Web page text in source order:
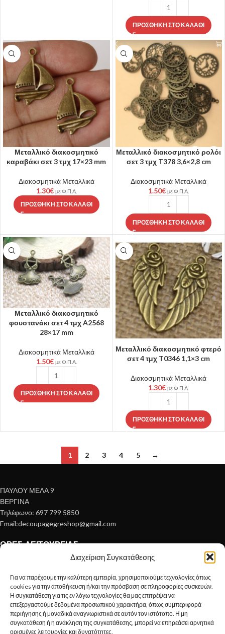
Διαχείριση Συγκατάθεσης
Για να παρέχουμε την καλύτερη εμπειρία, χρησιμοποιούμε τεχνολογίες όπως
cookies για την αποθήκευση ή/και την πρόσβαση σε πληροφορίες συσκευών.
Η συγκατάθεση για τις εν λόγω τεχνολογίες θα μας επιτρέψει να
επεξεργαστούμε δεδομένα προσωπικού χαρακτήρα, όπως συμπεριφορά
περιήγησης ή μοναδικά αναγνωριστικά σε αυτόν τον ιστότοπο. Η μη
συγκατάθεση ή η ανάκληση της συγκατάθεσης, μπορεί να επηρεάσει αρνητικά
ορισμένες λειτουργίες και δυνατότητες.
ΠΡΟΣΘΉΚΗ ΣΤΟ ΚΑΛΆΘΙ
Μεταλλικό διακοσμητικό
καραβάκι σετ 3 τμχ 17×23 mm
Διακοσμητικά Μεταλλικά
1.30€ με Φ.Π.Α.
ΠΡΟΣΘΉΚΗ ΣΤΟ ΚΑΛΆΘΙ
Μεταλλικό διακοσμητικό ρολόι
σετ 3 τμχ T378 3,6×2,8 cm
Διακοσμητικά Μεταλλικά
1.50€ με Φ.Π.Α.
ΠΡΟΣΘΉΚΗ ΣΤΟ ΚΑΛΆΘΙ
Μεταλλικό διακοσμητικό
φουστανάκι σετ 4 τμχ A2568
28×17 mm
Διακοσμητικά Μεταλλικά
1.50€ με Φ.Π.Α.
ΠΡΟΣΘΉΚΗ ΣΤΟ ΚΑΛΆΘΙ
Μεταλλικό διακοσμητικό φτερό
σετ 4 τμχ T0346 1,1×3 cm
Διακοσμητικά Μεταλλικά
1.30€ με Φ.Π.Α.
ΠΡΟΣΘΉΚΗ ΣΤΟ ΚΑΛΆΘΙ
1 2 3 4 5 →
ΠΑΥΛΟΥ ΜΕΛΑ 9
ΒΕΡΓΙΝΑ
Τηλέφωνο: 697 799 5850
Email:decoupagegreshop@gmail.com
ΏΡΕΣ ΛΕΙΤΟΥΡΓΊΑΣ
Τρίτη Πέμπτη Παρασκευη 10:00 – 14:30 , 17:00 20:00
Σάββατο 10:00 με 15:00
Εμείς